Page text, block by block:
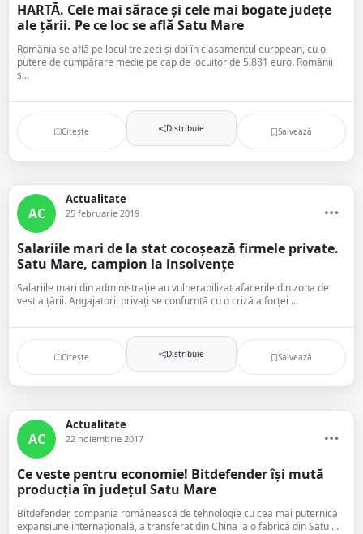
HARTĂ. Cele mai sărace și cele mai bogate județe
ale țării. Pe ce loc se află Satu Mare
România se află pe locul treizeci și doi în clasamentul european, cu o
putere de cumpărare medie pe cap de locuitor de 5.881 euro. Românii
s...
Citește Distribuie Salvează
AC
Actualitate
25 februarie 2019
Salariile mari de la stat cocoșează firmele private.
Satu Mare, campion la insolvențe
Salariile mari din administrație au vulnerabilizat afacerile din zona de
vest a țării. Angajatorii privați se confurntă cu o criză a forței ...
Citește Distribuie Salvează
AC
Actualitate
22 noiembrie 2017
Ce veste pentru economie! Bitdefender își mută
producția în județul Satu Mare
Bitdefender, compania românească de tehnologie cu cea mai puternică
expansiune internaţională, a transferat din China la o fabrică din Satu ...